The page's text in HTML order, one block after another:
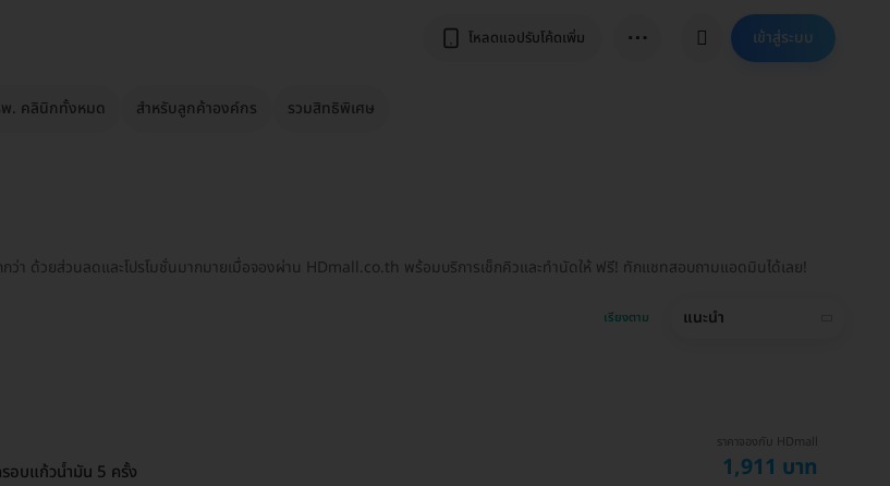
โหลดแอปรับโค้ดเพิ่ม ⋯ เข้าสู่ระบบ
. คลินิกทั้งหมด สำหรับลูกค้าองค์กร รวมสิทธิพิเศษ
ว่า ด้วยส่วนลดและโปรโมชั่นมากมายเมื่อจองผ่าน HDmall.co.th พร้อมบริการเช็กคิวและทำนัดให้ ฟรี! ทักแชทสอบถามแอดมินได้เลย!
เรียงตาม แนะนำ
อบแก้วน้ำมัน 5 ครั้ง
ราคาจองกับ HDmall
1,911 บาท